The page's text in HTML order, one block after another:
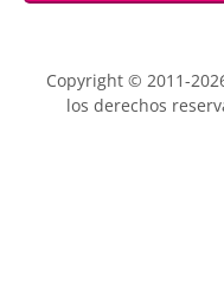
Copyright © 2011-
los derechos